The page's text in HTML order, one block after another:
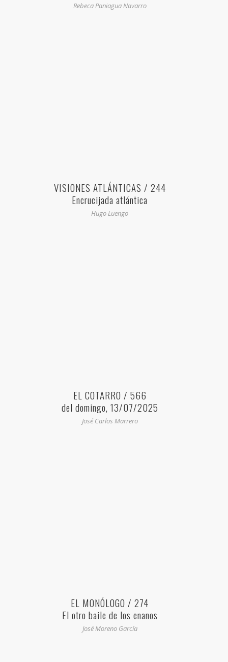
Rebeca Paniagua Navarro
VISIONES ATLÁNTICAS / 244
Encrucijada atlántica
Hugo Luengo
EL COTARRO / 566
del domingo, 13/07/2025
José Carlos Marrero
EL MONÓLOGO / 274
El otro baile de los enanos
José Moreno García